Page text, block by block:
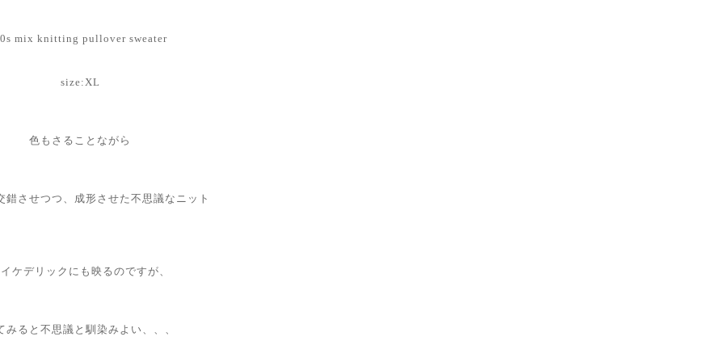
mix knitting pullover sweater
size:XL
色もさることながら
錯させつつ、成形させた不思議なニット
ケデリックにも映るのですが、
みると不思議と馴染みよい、、、